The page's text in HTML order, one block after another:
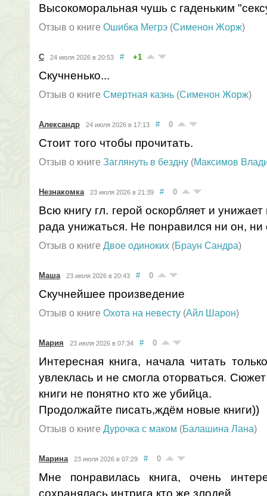
Высокоморальная чушь с гаденьким
Отзыв о книге Ошибка Мегрэ (Сименон Жорж)
С 24 июля 2026 в 20:53 # +1
Скучненько...
Отзыв о книге Смертная казнь (Сименон Жорж)
Александр 24 июля 2026 в 17:13 # 0
Стоит того чтобы прочитать.
Отзыв о книге Заглянуть в бездну (Максимов
Незнакомка 23 июля 2026 в 21:39 # 0
Всю книгу гл. герой оскорбляет и
рада унижаться. Не понравился ни он, ни
Отзыв о книге Двое одиноких (Браун Сандра)
Маша 23 июля 2026 в 20:43 # 0
Скучнейшее произведение
Отзыв о книге Охота на невесту (Айл Шарон)
Мария 23 июля 2026 в 07:34 # 0
Интересная книга, начала читать
увлеклась и не смогла оторваться.
книги не понятно кто же убийца.
Продолжайте писать,ждём новые книги))
Отзыв о книге Дурочка с маком (Балашина Лана)
Марина 23 июля 2026 в 07:29 # 0
Мне понравилась книга, очень
сохранялась интрига кто же злодей.